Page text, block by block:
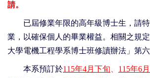
請。
已屆修業年限的高年級博士生，請
業，以確保個人的畢業權益。相關之規
大學電機工程學系博士班修讀辦法」第六
本系預訂於115年4月下旬 115年6